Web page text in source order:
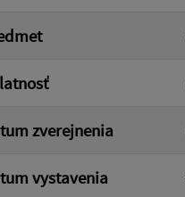
zverejnenia
vystavenia